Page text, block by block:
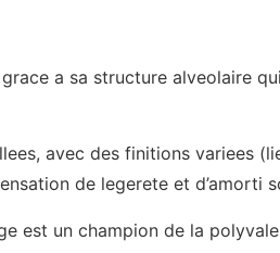
a sa structure alveolaire
avec des finitions variees
de legerete et d’amorti
est un champion de la